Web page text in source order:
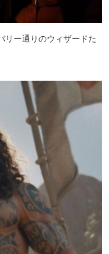
リー通りのウィザードた